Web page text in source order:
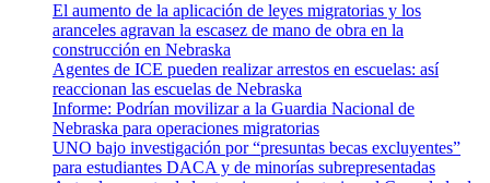
El aumento de la aplicación de leyes migratorias y los
aranceles agravan la escasez de mano de obra en la
construcción en Nebraska
Agentes de ICE pueden realizar arrestos en escuelas: así
reaccionan las escuelas de Nebraska
Informe: Podrían movilizar a la Guardia Nacional de
Nebraska para operaciones migratorias
UNO bajo investigación por “presuntas becas excluyentes”
para estudiantes DACA y de minorías subrepresentadas